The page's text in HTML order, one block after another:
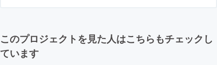
このプロジェクトを見た人はこちらもチェックし
ています